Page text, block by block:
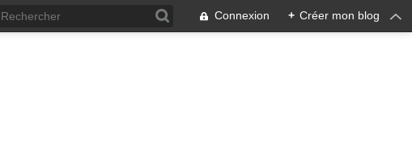
Connexion + Créer mon blog